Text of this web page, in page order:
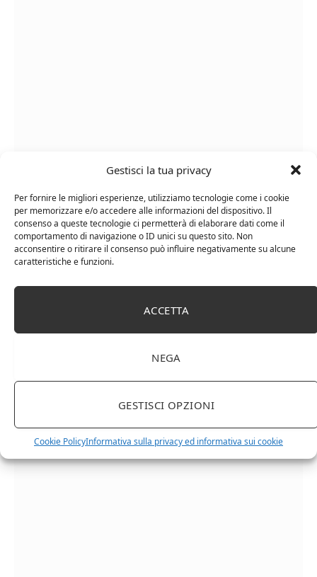
Gestisci la tua privacy
Per fornire le migliori esperienze, utilizziamo tecnologie come i cookie
per memorizzare e/o accedere alle informazioni del dispositivo. Il
consenso a queste tecnologie ci permetterà di elaborare dati come il
comportamento di navigazione o ID unici su questo sito. Non
acconsentire o ritirare il consenso può influire negativamente su alcune
caratteristiche e funzioni.
ACCETTA
NEGA
GESTISCI OPZIONI
Cookie PolicyInformativa sulla privacy ed informativa sui cookie
Cipriani Arrigo, Vino Rosso Veneto IGT 2015,
Chanson Pere & Fils – Chassagne Montrachet
(box 3 x 0,75l) Mr. Vino bianco